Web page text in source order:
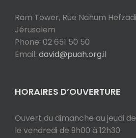
Ram Tower, Rue Nahum
Jérusalem
Phone: 02 651 50 50
Email: david@puah.org.il
HORAIRES D’OUVERTURE
Ouvert du dimanche au jeudi
le vendredi de 9h00 à 12h30